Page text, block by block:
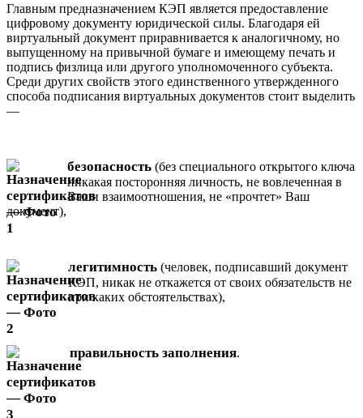
Главным предназначением КЭП является предоставление
цифровому документу юридической силы. Благодаря ей
виртуальный документ приравнивается к аналогичному, но
выпущенному на привычной бумаге и имеющему печать и
подпись физлица или другого уполномоченного субъекта.
Среди других свойств этого единственного утвержденного
способа подписания виртуальных документов стоит выделить
—
безопасность (без специального открытого ключа
никакая посторонняя личность, не вовлеченная в
Ваши взаимоотношения, не «прочтет» Ваш
документ),
легитимность (человек, подписавший документ
КЭП, никак не откажется от своих обязательств не
при каких обстоятельствах),
правильность заполнения.